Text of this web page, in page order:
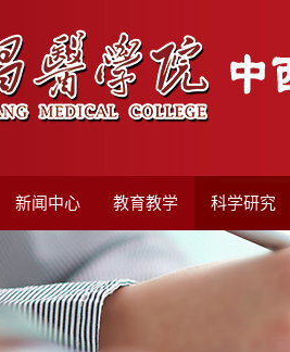
新闻中心 教育教学 科学研究